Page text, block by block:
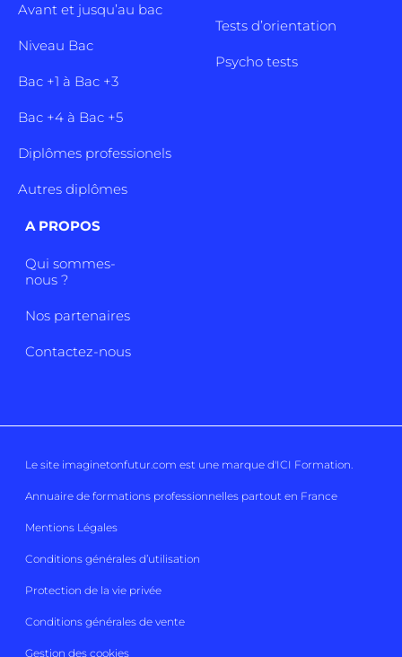
Avant et jusqu’au bac
Niveau Bac
Bac +1 à Bac +3
Bac +4 à Bac +5
Diplômes professionels
Autres diplômes
Tests d’orientation
Psycho tests
A PROPOS
Qui sommes-
nous ?
Nos partenaires
Contactez-nous
Le site imaginetonfutur.com est une marque d'ICI Formation.
Annuaire de formations professionnelles partout en France
Mentions Légales
Conditions générales d’utilisation
Protection de la vie privée
Conditions générales de vente
Gestion des cookies